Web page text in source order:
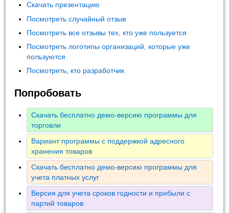
Скачать презентацию
Посмотреть случайный отзыв
Посмотреть все отзывы тех, кто уже пользуется
Посмотреть логотипы организаций, которые уже
пользуются
Посмотреть, кто разработчик
Попробовать
Скачать бесплатно демо-версию программы для
торговли
Вариант программы с поддержкой адресного
хранения товаров
Скачать бесплатно демо-версию программы для
учета платных услуг
Версия для учета сроков годности и прибыли с
партий товаров